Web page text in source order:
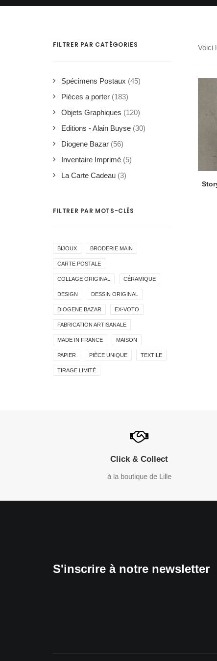
FILTRER PAR CATÉGORIES
Spécimens Postaux (45)
Pièces a porter (183)
Objets Graphiques (120)
Editions - Alain Buyse (30)
Diogene Bazar (56)
Inventaire Imprimé (5)
La Carte Cadeau (3)
FILTRER PAR MOTS-CLÉS
BIJOUX BRODERIE MAIN
CARTE POSTALE
COLLAGE ORIGINAL CÉRAMIQUE
DESIGN DESSIN ORIGINAL
DIOGENE BAZAR EX-VOTO
FABRICATION ARTISANALE
MADE IN FRANCE MAISON
PAPIER PIÈCE UNIQUE TEXTILE
TIRAGE LIMITÉ
Voici
Click & Collect
à la boutique de Lille
S'inscrire à notre newsletter